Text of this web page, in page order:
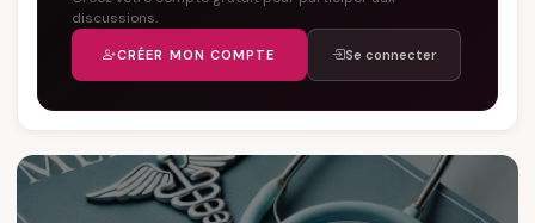
discussions.
CRÉER MON COMPTE Se connecter